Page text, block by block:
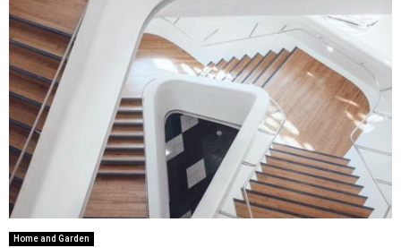
Home and Garden